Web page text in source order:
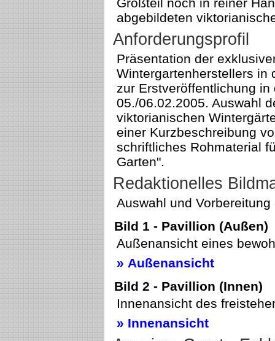
abgebildeten
Anforderungsprofil
Präsentation der
Wintergartenherstellers in
zur Erstveröffentlichung
05./06.02.2005. Auswahl
viktorianischen
einer Kurzbeschreibung
schriftliches Rohmaterial
Garten".
Redaktionelles
Auswahl und
Bild 1 - Pavillion (Außen)
Außenansicht eines
» Außenansicht
Bild 2 - Pavillion (Innen)
Innenansicht des
» Innenansicht